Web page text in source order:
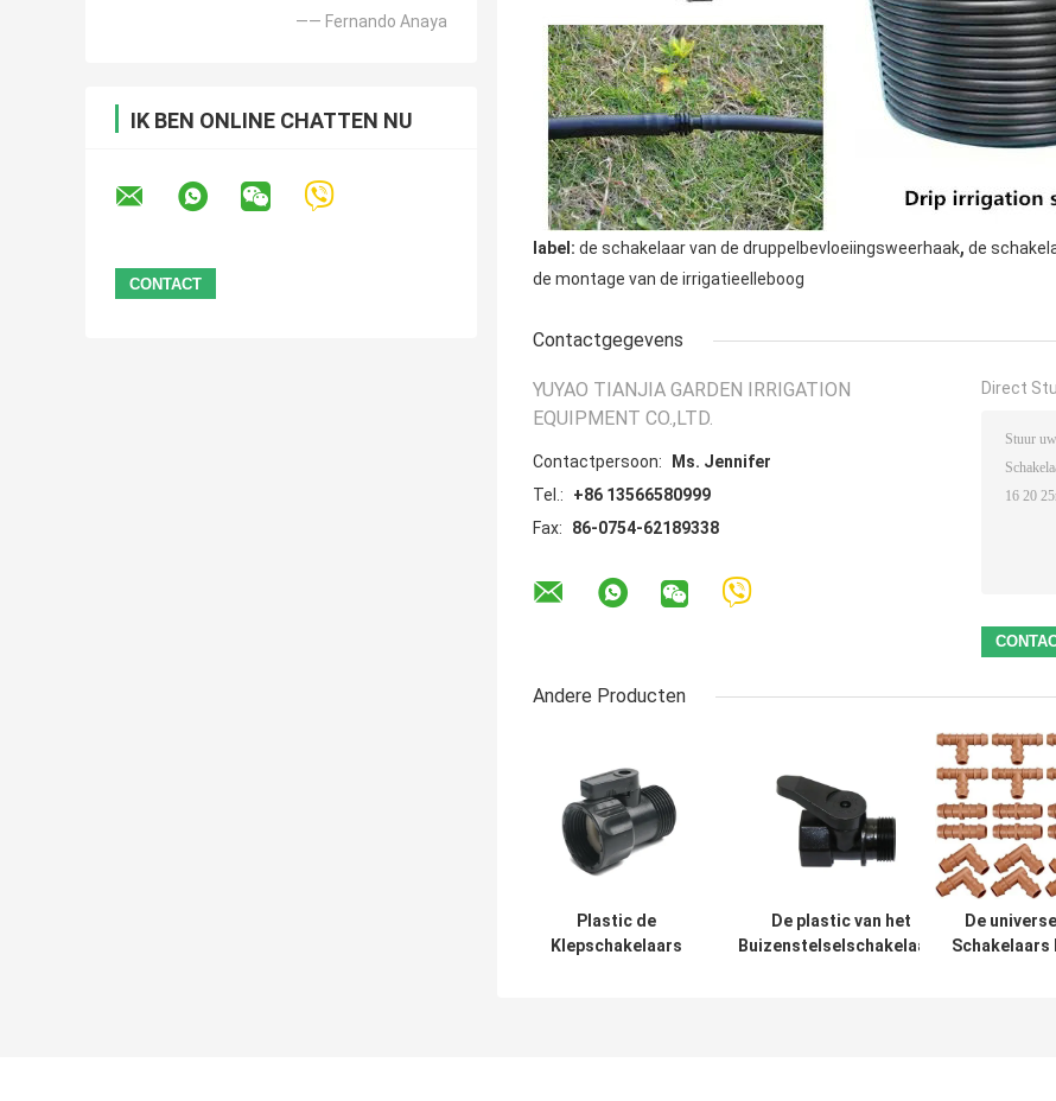
—— Fernando Anaya
IK BEN ONLINE CHATTEN NU
label: de schakelaar van de druppelbevloeiingsweerhaak, de
de montage van de irrigatieelleboog
Contactgegevens
YUYAO TIANJIA GARDEN IRRIGATION
EQUIPMENT CO.,LTD.
Contactpersoon:
Ms. Jennifer
Tel.:
+86 13566580999
Fax:
86-0754-62189338
Direct
Andere Producten
Plastic de
Klepschakelaars
De plastic van het
Buizenstelselschakelaars
De
Schakelaars